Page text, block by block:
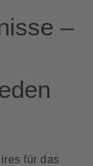
–
für das